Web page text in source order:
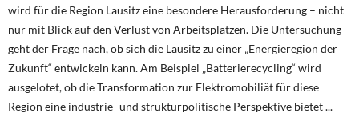
wird für die Region Lausitz eine besondere Herausforderung – nicht
nur mit Blick auf den Verlust von Arbeitsplätzen. Die Untersuchung
geht der Frage nach, ob sich die Lausitz zu einer „Energieregion der
Zukunft“ entwickeln kann. Am Beispiel „Batterierecycling“ wird
ausgelotet, ob die Transformation zur Elektromobiliät für diese
Region eine industrie- und strukturpolitische Perspektive bietet ...